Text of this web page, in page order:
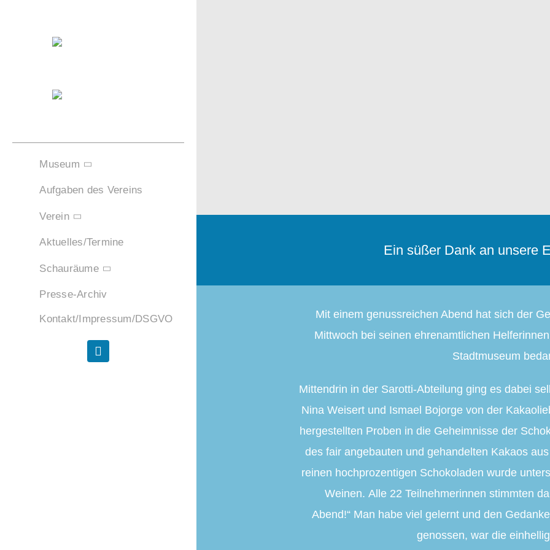
Museum
Aufgaben des Vereins
Verein
Aktuelles/Termine
Schauräume
Presse-Archiv
Kontakt/Impressum/DSGVO
Ein süßer Dank an unsere
Mit einem genussreichen Abend hat sich der
Mittwoch bei seinen ehrenamtlichen
Stadtmuseum
Mittendrin in der Sarotti-Abteilung ging es dabei
Nina Weisert und Ismael Bojorge von der
hergestellten Proben in die Geheimnisse der
des fair angebauten und gehandelten Kakaos
reinen hochprozentigen Schokoladen wurde
Weinen. Alle 22 Teilnehmerinnen stimmten
Abend!“ Man habe viel gelernt und den
genossen, war die